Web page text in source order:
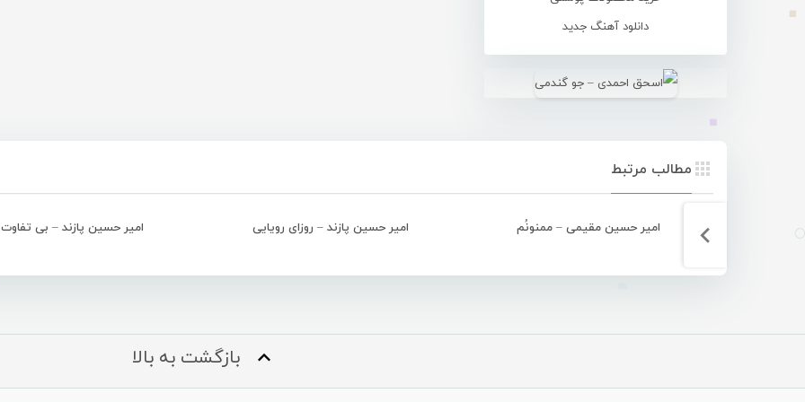
دانلود آهنگ جدید
مطالب مرتبط
امیر حسین مقیمی – ممنونُم امیر حسین پازند – روزای رویایی امیر حسین پازند – بی تفاوت
بازگشت به بالا